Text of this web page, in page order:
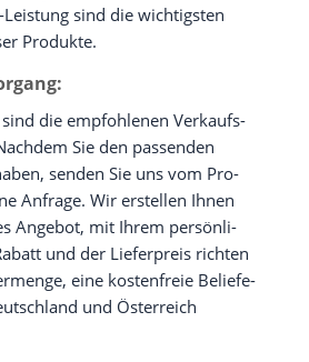
sind die wich­tigs­ten
Produkte.
sind die emp­foh­le­nen Ver­kaufs­
Sie den pas­sen­den
sen­den Sie uns vom Pro­
Anfra­ge. Wir erstel­len Ihnen
Ange­bot, mit Ihrem per­sön­li­
und der Lie­fer­preis rich­ten
eine kos­ten­freie Belie­fe­
und Öster­reich